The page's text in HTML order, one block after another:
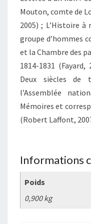
Mouton, comte de
2005) ; L’Histoire à
groupe d’hommes
et la Chambre des
1814-1831
Deux siècles de
l’Assemblée
Mémoires et
(Robert Laffont,
Informations
Poids
0,900 kg